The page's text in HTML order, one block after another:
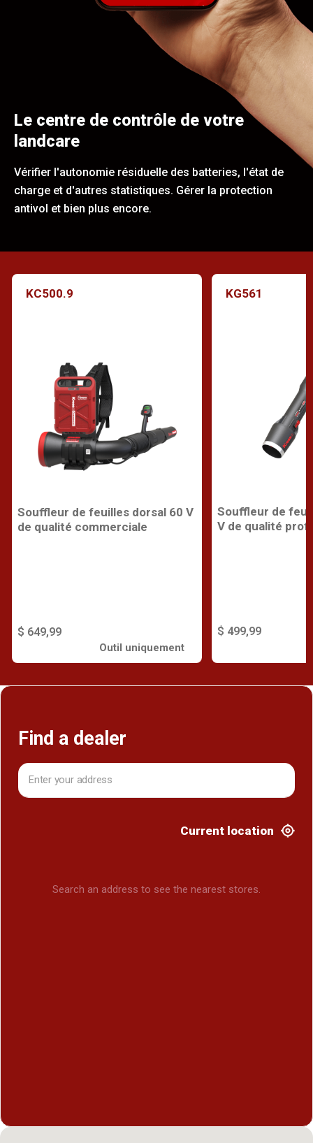
Le centre de contrôle de votre
landcare
Vérifier l'autonomie résiduelle des batteries, l'état de
charge et d'autres statistiques. Gérer la protection
antivol et bien plus encore.
KC500.9
Souffleur de feuilles dorsal 60 V
de qualité commerciale
$ 649,99
Outil uniquement
KG561
Souffleur de
V de qualité
$ 499,99
Find a dealer
Current location
Search an address to see the nearest stores.